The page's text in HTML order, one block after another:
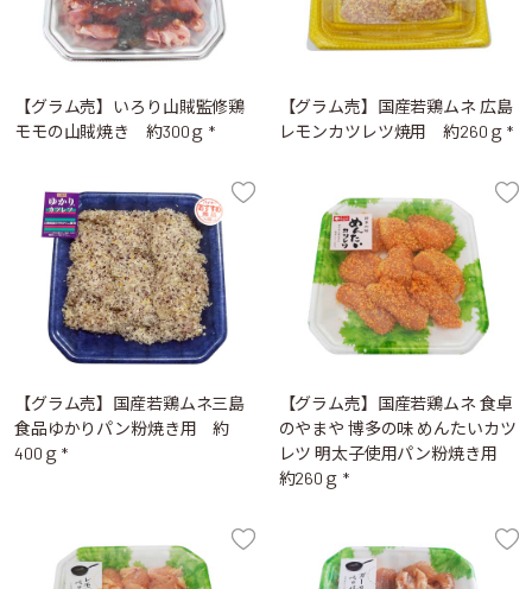
【グラム売】いろり山賊監修鶏
モモの山賊焼き 約300ｇ *
【グラム売】国産若鶏ムネ 広島
レモンカツレツ焼用 約260ｇ *
【グラム売】国産若鶏ムネ三島
食品ゆかりパン粉焼き用 約
400ｇ *
【グラム売】国産若鶏ムネ 食卓
のやまや 博多の味 めんたいカツ
レツ 明太子使用パン粉焼き用
約260ｇ *